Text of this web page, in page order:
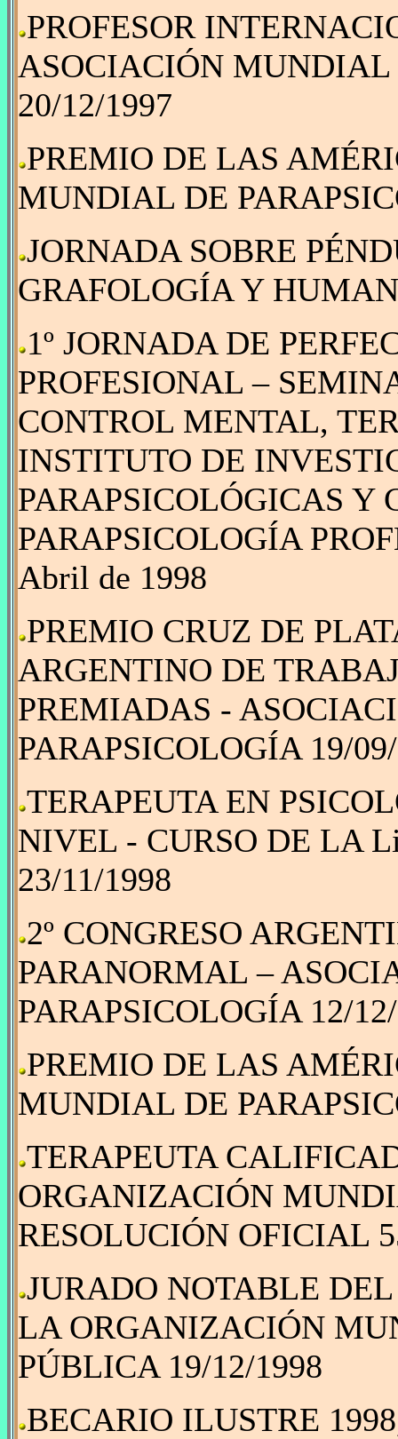
PROFESOR
ASOCIACIÓN MUNDIAL
20/12/1997
PREMIO DE LAS
MUNDIAL DE
JORNADA SOBRE
GRAFOLOGÍA Y
1º JORNADA DE
PROFESIONAL –
CONTROL MENTAL,
INSTITUTO DE
PARAPSICOLÓGICAS Y
PARAPSICOLOGÍA
Abril de 1998
PREMIO CRUZ DE
ARGENTINO DE
PREMIADAS -
PARAPSICOLOGÍA 19/
TERAPEUTA EN
NIVEL - CURSO DE LA
23/11/1998
2º CONGRESO
PARANORMAL –
PARAPSICOLOGÍA 12/
PREMIO DE LAS
MUNDIAL DE
TERAPEUTA
ORGANIZACIÓN
RESOLUCIÓN OFICIAL
JURADO NOTABLE
LA ORGANIZACIÓN
PÚBLICA 19/12/1998
BECARIO ILUSTRE